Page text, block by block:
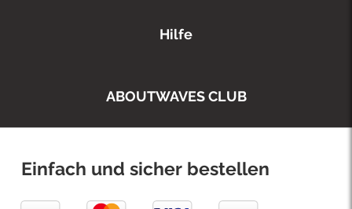
Hilfe
ABOUTWAVES CLUB
Einfach und sicher bestellen